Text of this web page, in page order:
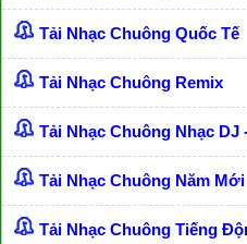
Tải Nhạc Chuông Quốc Tế
Tải Nhạc Chuông Remix
Tải Nhạc Chuông Nhạc DJ
Tải Nhạc Chuông Năm Mới
Tải Nhạc Chuông Tiếng